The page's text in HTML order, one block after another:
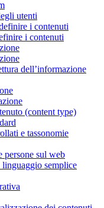
utenti
i contenuti
i contenuti
dell’informazione
(content type)
e tassonomie
persone sul web
semplice